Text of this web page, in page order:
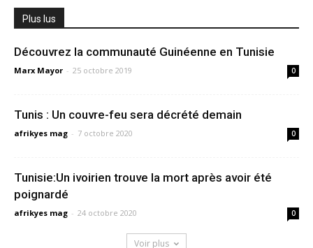
Plus lus
Découvrez la communauté Guinéenne en Tunisie
Marx Mayor - 25 octobre 2019 0
Tunis : Un couvre-feu sera décrété demain
afrikyes mag - 7 octobre 2020 0
Tunisie:Un ivoirien trouve la mort après avoir été
poignardé
afrikyes mag - 24 octobre 2020 0
Voir plus